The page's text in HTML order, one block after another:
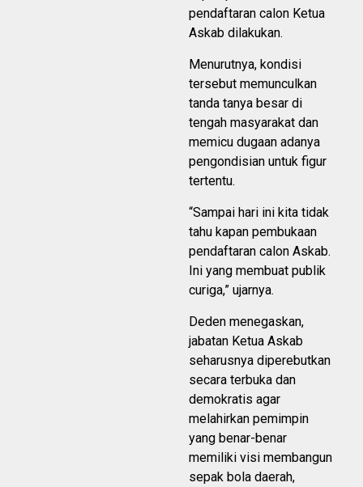
pendaftaran calon Ketua
Askab dilakukan.
Menurutnya, kondisi
tersebut memunculkan
tanda tanya besar di
tengah masyarakat dan
memicu dugaan adanya
pengondisian untuk figur
tertentu.
“Sampai hari ini kita tidak
tahu kapan pembukaan
pendaftaran calon Askab.
Ini yang membuat publik
curiga,” ujarnya.
Deden menegaskan,
jabatan Ketua Askab
seharusnya diperebutkan
secara terbuka dan
demokratis agar
melahirkan pemimpin
yang benar-benar
memiliki visi membangun
sepak bola daerah,